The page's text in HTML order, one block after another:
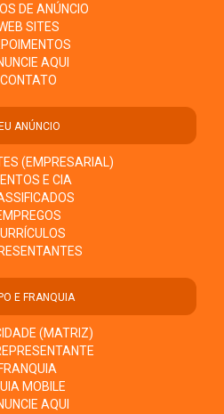
DE ANÚNCIO
SITES
AQUI
CONTATO
ANÚNCIO
(EMPRESARIAL)
E CIA
E FRANQUIA
(MATRIZ)
MOBILE
AQUI